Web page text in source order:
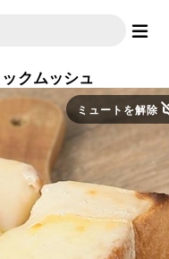
クムッシュ
ミュートを解除